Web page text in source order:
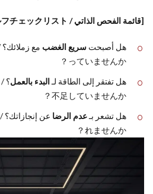
[قائمة الفحص الذاتي / セルフチェックリスト]
هل أصبحت سريع الغضب
っていませんか？
هل تفتقر إلى الطاقة لـالبدء بالعمل
不足していませんか？
هل تشعر بـعدم الرضا
れませんか？